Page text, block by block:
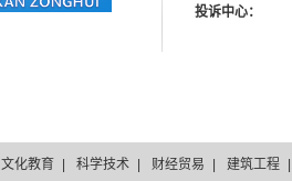
投诉中心：
文化教育 科学技术 财经贸易 建筑工程